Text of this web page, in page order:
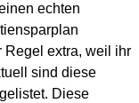
echten
Regel extra, weil ihr
sind diese
Diese